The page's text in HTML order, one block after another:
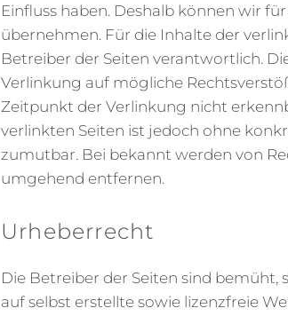
Einfluss haben. Deshalb können wir
übernehmen. Für die Inhalte der
Betreiber der Seiten verantwortlich.
Verlinkung auf mögliche
Zeitpunkt der Verlinkung nicht
verlinkten Seiten ist jedoch ohne
zumutbar. Bei bekannt werden von
umgehend entfernen.
Urheberrecht
Die Betreiber der Seiten sind bemüht,
auf selbst erstellte sowie lizenzfreie